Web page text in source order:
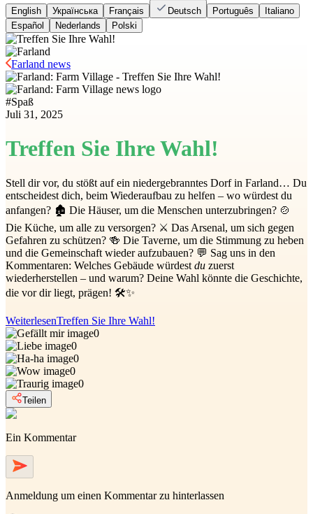
English
Українська Français Deutsch Português
Italiano
Español
Nederlands Polski
Farland news
#Spaß
Juli 31, 2025
Treffen Sie Ihre Wahl!
Stell dir vor, du stößt auf ein niedergebranntes Dorf in Farland… Du
entscheidest dich, beim Wiederaufbau zu helfen – wo würdest du
anfangen? 🏚 Die Häuser, um die Menschen unterzubringen? 🍲
Die Küche, um alle zu versorgen? ⚔️ Das Arsenal, um sich gegen
Gefahren zu schützen? 🍻 Die Taverne, um die Stimmung zu heben
und die Gemeinschaft wieder aufzubauen? 💬 Sag uns in den
Kommentaren: Welches Gebäude würdest du zuerst
wiederherstellen – und warum? Deine Wahl könnte die Geschichte,
die vor dir liegt, prägen! 🛠✨
WeiterlesenTreffen Sie Ihre Wahl!
0
0
0
0
0
Teilen
Ein Kommentar
Anmeldung um einen Kommentar zu hinterlassen